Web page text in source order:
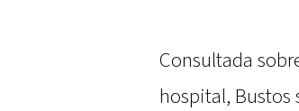
Consultada
hospital, Bustos